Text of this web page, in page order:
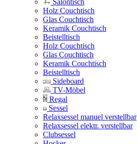
Salontisch
Holz Couchtisch
Glas Couchtisch
Keramik Couchtisch
Beistelltisch
Holz Couchtisch
Glas Couchtisch
Keramik Couchtisch
Beistelltisch
Sideboard
TV-Möbel
Regal
Sessel
Relaxsessel manuel verstellbar
Relaxsessel elektr. verstellbar
Clubsessel